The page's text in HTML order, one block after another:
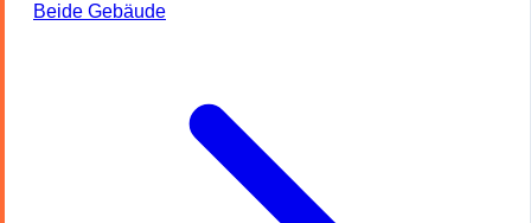
Beide Gebäude